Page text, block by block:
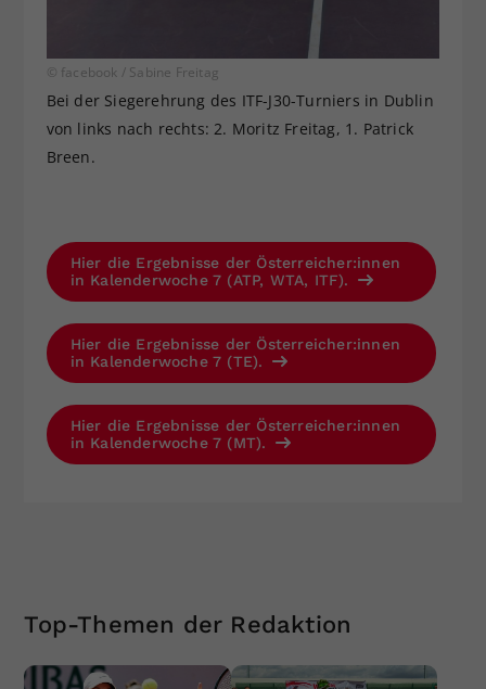
© facebook / Sabine Freitag
Bei der Siegerehrung des ITF-J30-Turniers in Dublin
von links nach rechts: 2. Moritz Freitag, 1. Patrick
Breen.
Hier die Ergebnisse der Österreicher:innen
in Kalenderwoche 7 (ATP, WTA, ITF).
Hier die Ergebnisse der Österreicher:innen
in Kalenderwoche 7 (TE).
Hier die Ergebnisse der Österreicher:innen
in Kalenderwoche 7 (MT).
Top-Themen der Redaktion